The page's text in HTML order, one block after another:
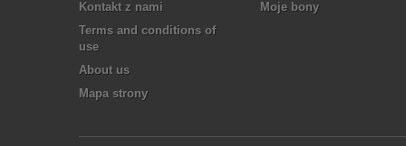
Kontakt z nami
Terms and conditions of
use
About us
Mapa strony
Moje bony